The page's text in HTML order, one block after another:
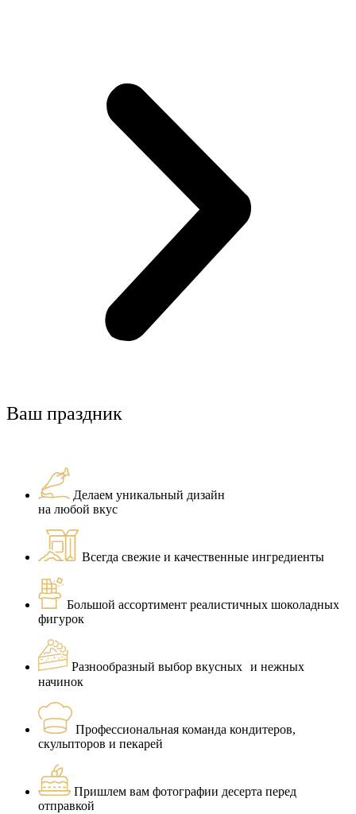
Ваш праздник
Делаем уникальный дизайн
на любой вкус
Всегда свежие и качественные ингредиенты
Большой ассортимент реалистичных шоколадных
фигурок
Разнообразный выбор вкусных и нежных
начинок
Профессиональная команда кондитеров,
скульпторов и пекарей
Пришлем вам фотографии десерта перед
отправкой